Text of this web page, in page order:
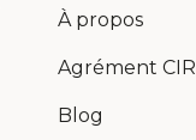
À propos
Agrément CIR
Blog